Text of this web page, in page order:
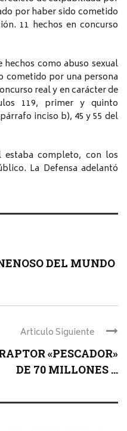
por haber sido cometido
11 hechos en concurso
hechos como abuso sexual
cometido por una persona
real y en carácter de
119, primer y quinto
inciso b), 45 y 55 del
estaba completo, con los
La Defensa adelantó
DEL MUNDO
Articulo Siguiente
«PESCADOR»
DE 70 MILLONES ...